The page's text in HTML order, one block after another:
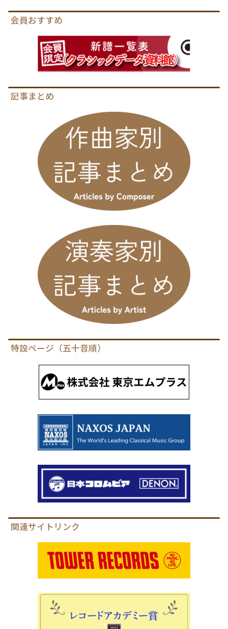
会員おすすめ
記事まとめ
特設ページ（五十音順）
関連サイトリンク